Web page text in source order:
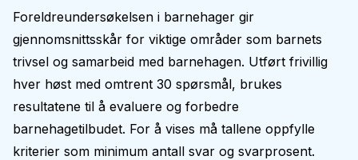
Foreldreundersøkelsen i barnehager gir
gjennomsnittsskår for viktige områder som barnets
trivsel og samarbeid med barnehagen. Utført frivillig
hver høst med omtrent 30 spørsmål, brukes
resultatene til å evaluere og forbedre
barnehagetilbudet. For å vises må tallene oppfylle
kriterier som minimum antall svar og svarprosent.